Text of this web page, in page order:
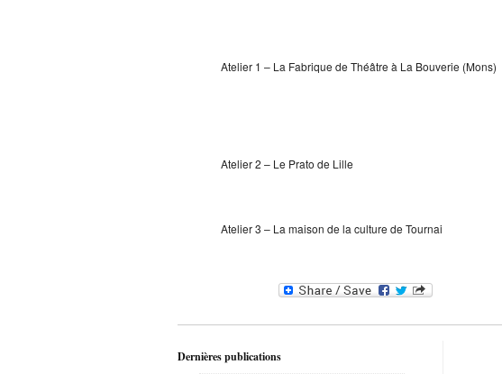
Atelier 1 – La Fabrique de Théâtre à La Bouverie (Mons)
Atelier 2 – Le Prato de Lille
Atelier 3 – La maison de la culture de Tournai
Dernières publications